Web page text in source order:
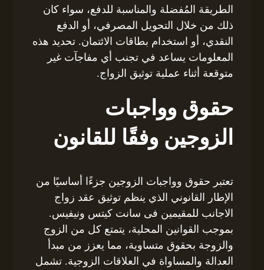
الطريقة المُفضلة والمناسبة للدفع، سواء كان
ذلك من خلال التحويل المصرفي، أو الدفع
النقدي، أو استخدام بطاقات الائتمان. تحديد هذه
المعلومات يساعد في تجنب أي مفاجآت غير
متوقعة أثناء عملية توثيق الزواج.
حقوق وواجبات
الزوجين وفقًا للقانون
تعتبر حقوق وواجبات الزوجين جزءًا أساسيًا من
الإطار القانوني الذي ينظم توثيق عقد زواج
الاجانب للمقيمين فى سانت كيتس ونيفيس.
بموجب القوانين المحلية، يتمتع كل من الزوج
والزوجة بحقوق متساوية، مما يعزز من مبدأ
العدالة والمساواة في العلاقات الزوجية. تشمل